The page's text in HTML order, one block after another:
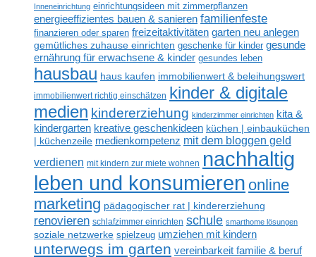
Inneneinrichtung einrichtungsideen mit zimmerpflanzen
energieeffizientes bauen & sanieren familienfeste
finanzieren oder sparen freizeitaktivitäten garten neu anlegen
gemütliches zuhause einrichten geschenke für kinder gesunde
ernährung für erwachsene & kinder gesundes leben
hausbau haus kaufen immobilienwert & beleihungswert
immobilienwert richtig einschätzen kinder & digitale
medien kindererziehung kinderzimmer einrichten kita &
kindergarten kreative geschenkideen küchen | einbauküchen
| küchenzeile medienkompetenz mit dem bloggen geld
verdienen mit kindern zur miete wohnen nachhaltig
leben und konsumieren online
marketing pädagogischer rat | kindererziehung
renovieren schlafzimmer einrichten schule smarthome lösungen
soziale netzwerke spielzeug umziehen mit kindern
unterwegs im garten vereinbarkeit familie & beruf